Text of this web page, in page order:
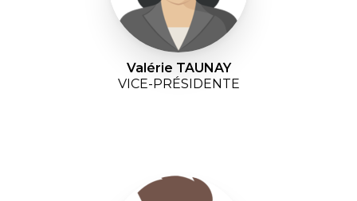
Valérie TAUNAY
VICE-PRÉSIDENTE